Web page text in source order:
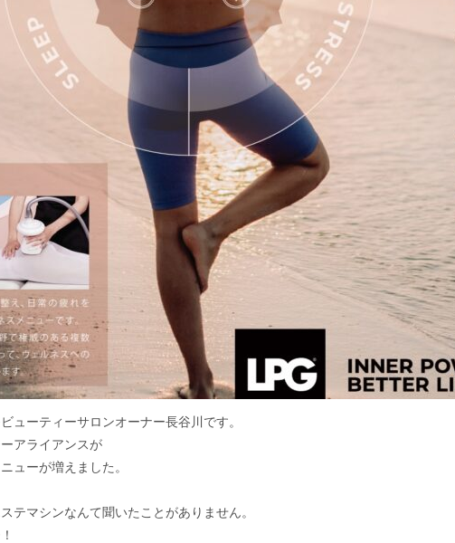
ューティーサロンオーナー長谷川です。
アライアンスが
ューが増えました。
テマシンなんて聞いたことがありません。